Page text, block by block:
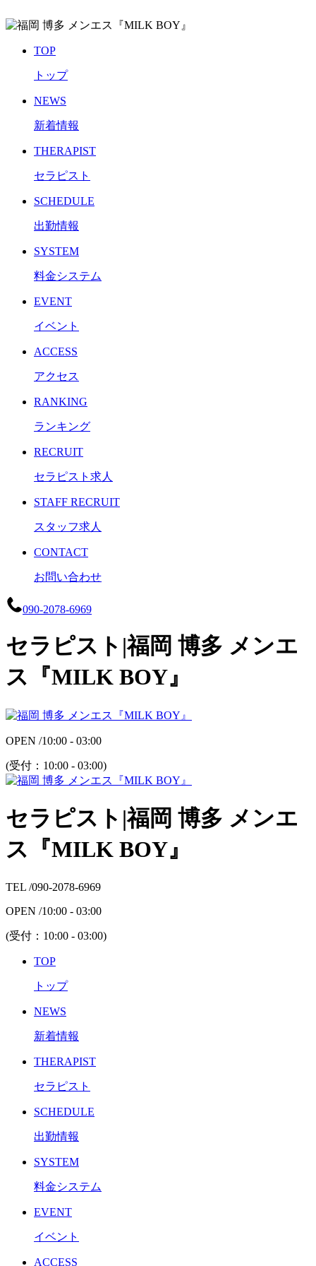
TOP
トップ
NEWS
新着情報
THERAPIST
セラピスト
SCHEDULE
出勤情報
SYSTEM
料金システム
EVENT
イベント
ACCESS
アクセス
RANKING
ランキング
RECRUIT
セラピスト求人
STAFF RECRUIT
スタッフ求人
CONTACT
お問い合わせ
090-2078-6969
セラピスト|福岡 博多 メンエ
ス『MILK BOY』
OPEN /10:00 - 03:00
(受付： 10:00 - 03:00)
セラピスト|福岡 博多 メンエ
ス『MILK BOY』
TEL /090-2078-6969
OPEN /10:00 - 03:00
(受付： 10:00 - 03:00)
TOP
トップ
NEWS
新着情報
THERAPIST
セラピスト
SCHEDULE
出勤情報
SYSTEM
料金システム
EVENT
イベント
ACCESS